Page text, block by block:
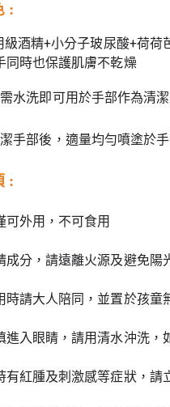
:
級酒精+小分子玻尿酸+荷荷
同時也保護肌膚不乾燥
水洗即可用於手部作為清
手部後，適量均勻噴塗於
:
可外用，不可食用
成分，請遠離火源及避免陽
時請大人陪同，並置於孩童
進入眼睛，請用清水沖洗，
有紅腫及刺激感等症狀，請